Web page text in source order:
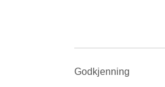
Godkjenning